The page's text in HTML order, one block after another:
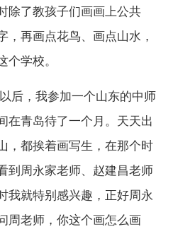
除了教孩子们画画上公共
，再画点花鸟、画点山水，
个学校。
后，我参加一个山东的中师
在青岛待了一个月。天天出
，都挨着画写生，在那个时
到周永家老师、赵建昌老师
我就特别感兴趣，正好周永
周老师，你这个画怎么画